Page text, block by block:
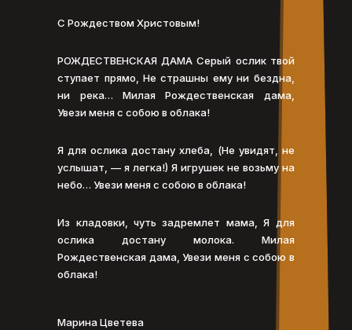
С Рождеством Христовым!
РОЖДЕСТВЕНСКАЯ ДАМА Серый ослик твой
ступает прямо, Не страшны ему ни бездна,
ни река… Милая Рождественская дама,
Увези меня с собою в облака!
Я для ослика достану хлеба, (Не увидят, не
услышат, — я легка!) Я игрушек не возьму на
небо… Увези меня с собою в облака!
Из кладовки, чуть задремлет мама, Я для
ослика достану молока. Милая
Рождественская дама, Увези меня с собою в
облака!
Марина Цветева